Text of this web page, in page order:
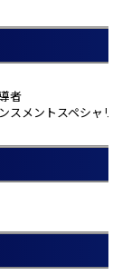
者
スメントスペシャリ